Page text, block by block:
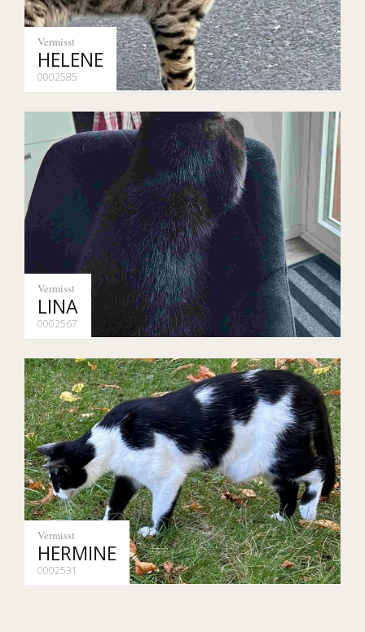
Vermisst
HELENE
0002585
Vermisst
LINA
0002567
Vermisst
HERMINE
0002531